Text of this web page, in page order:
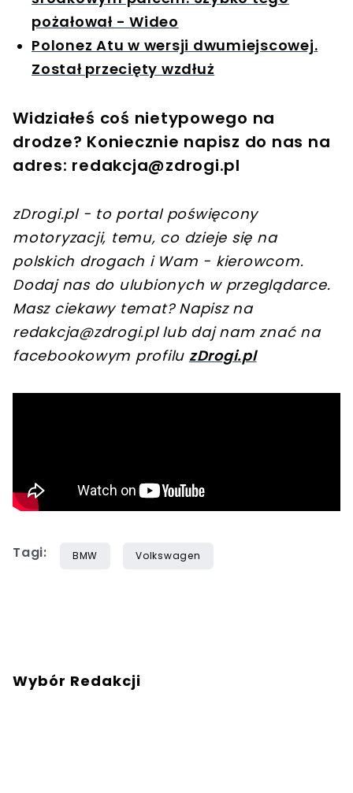
pożałował - Wideo
Polonez Atu w wersji dwumiejscowej.
Został przecięty wzdłuż
Widziałeś coś nietypowego na
drodze? Koniecznie napisz do nas na
adres: redakcja@zdrogi.pl
zDrogi.pl - to portal poświęcony
motoryzacji, temu, co dzieje się na
polskich drogach i Wam - kierowcom.
Dodaj nas do ulubionych w przeglądarce.
Masz ciekawy temat? Napisz na
redakcja@zdrogi.pllub daj nam znać na
facebookowym profilu zDrogi.pl
Tagi: BMW Volkswagen
Wybór Redakcji